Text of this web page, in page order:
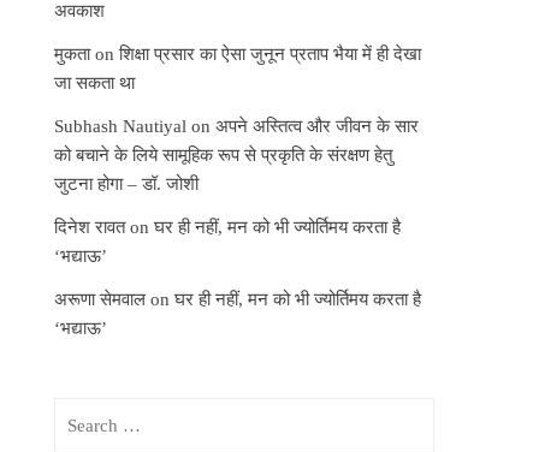
अवकाश
मुकताonशिक्षा प्रसार का ऐसा जुनून प्रताप भैया में ही देखा
जा सकता था
Subhash Nautiyal onअपने अस्तित्व और जीवन के सार
को बचाने के लिये सामूहिक रूप से प्रकृति के संरक्षण हेतु
जुटना होगा – डॉ. जोशी
दिनेश रावतonघर ही नहीं, मन को भी ज्योर्तिमय करता है
‘भद्याऊ’
अरूणा सेमवाल onघर ही नहीं, मन को भी ज्योर्तिमय करता है
‘भद्याऊ’